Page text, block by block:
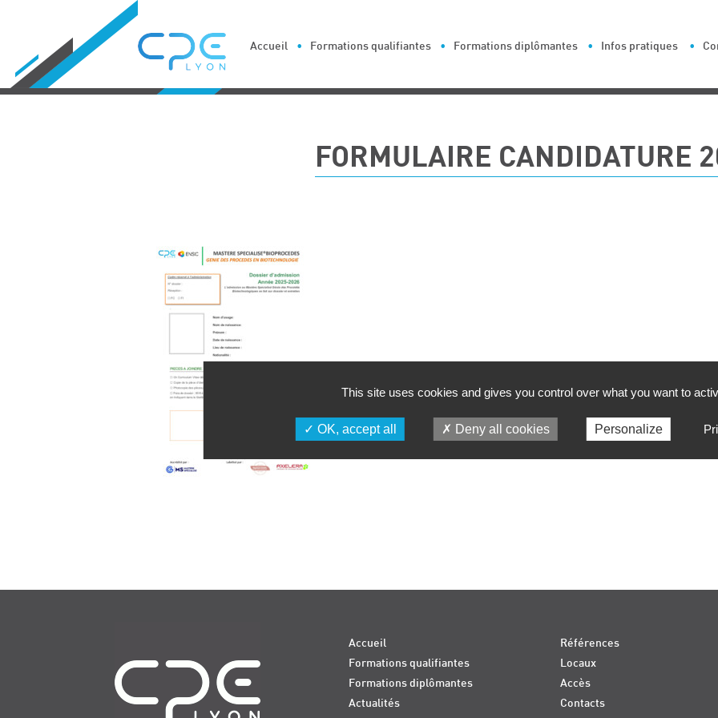
Accueil Formations qualifiantes Formations diplômantes Infos pratiques
FORMULAIRE CANDIDATURE
Accueil
Formations qualifiantes
Formations diplômantes
Actualités
Références
Locaux
Accès
Contacts
Cookies management panel
This site uses cookies and gives you control over what you want to
OK, accept all Deny all cookies Personalize